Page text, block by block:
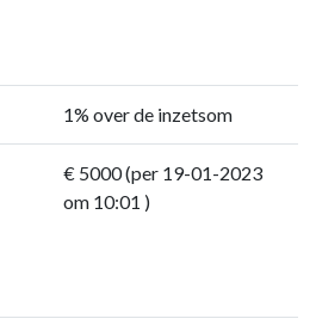
1% over de inzetsom
€ 5000 (per 19-01-2023
om 10:01 )